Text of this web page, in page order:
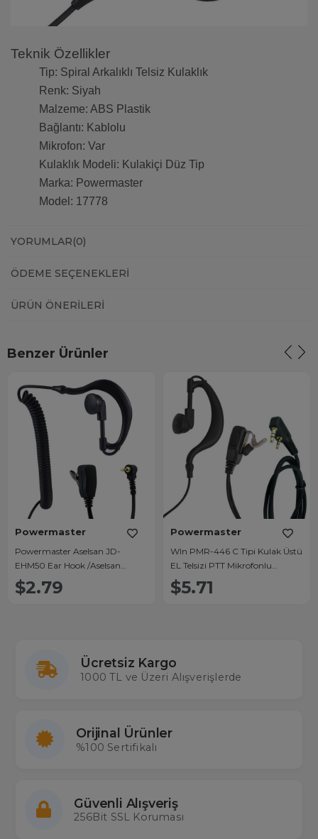
Teknik Özellikler
Tip: Spiral Arkalıklı Telsiz Kulaklık
Renk: Siyah
Malzeme: ABS Plastik
Bağlantı: Kablolu
Mikrofon: Var
Kulaklık Modeli: Kulakiçi Düz Tip
Marka: Powermaster
Model: 17778
YORUMLAR(0)
ÖDEME SEÇENEKLERI
ÜRÜN ÖNERILERI
Benzer Ürünler
Powermaster
Powermaster Aselsan JD-
EHM50 Ear Hook /Aselsan
Cobra / MT-655C / MT-690 /
PM-865 / PM-66 Arkalıklı Telsiz
$2.79
Powermaster
Wln PMR-446 C Tipi Kulak Üstü
EL Telsizi PTT Mikrofonlu
Kulaklığı 2 Jacklı Aselsan A446
Spiral Arkalıklı 120Cm
$5.71
Ücretsiz Kargo
1000 TL ve Üzeri Alışverişlerde
Orijinal Ürünler
%100 Sertifikalı
Güvenli Alışveriş
256Bit SSL Koruması